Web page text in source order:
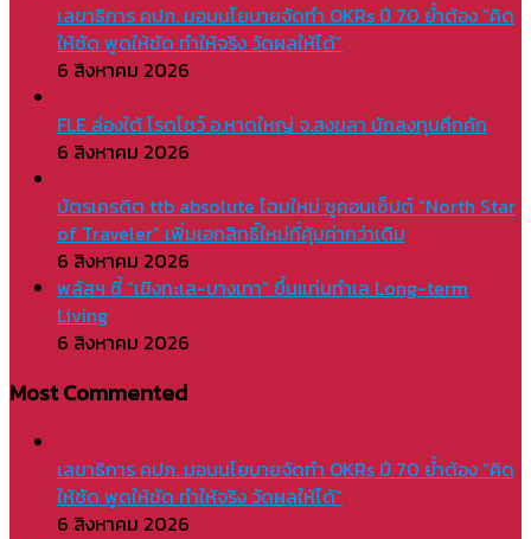
เลขาธิการ คปภ. มอบนโยบายจัดทำ OKRs ปี 70 ย้ำต้อง “คิด
ให้ชัด พูดให้ชัด ทำให้จริง วัดผลให้ได้”
6 สิงหาคม 2026
FLE ล่องใต้ โรดโชว์ อ.หาดใหญ่ จ.สงขลา นักลงทุนคึกคัก
6 สิงหาคม 2026
บัตรเครดิต ttb absolute โฉมใหม่ ชูคอนเซ็ปต์ “North Star
of Traveler” เพิ่มเอกสิทธิ์ใหม่ที่คุ้มค่ากว่าเดิม
6 สิงหาคม 2026
พลัสฯ ชี้ “เชิงทะเล-บางเทา” ขึ้นแท่นทำเล Long-term
Living
6 สิงหาคม 2026
Most Commented
เลขาธิการ คปภ. มอบนโยบายจัดทำ OKRs ปี 70 ย้ำต้อง “คิด
ให้ชัด พูดให้ชัด ทำให้จริง วัดผลให้ได้”
6 สิงหาคม 2026